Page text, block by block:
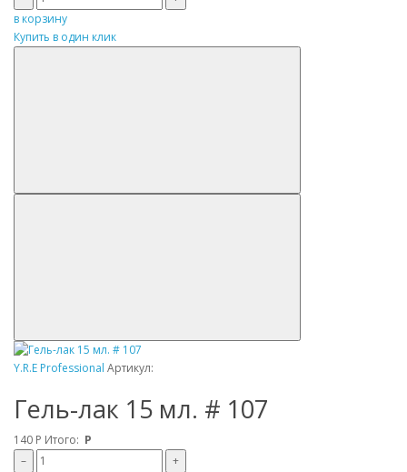
в корзину
Купить в один клик
Y.R.E Professional Артикул:
Гель-лак 15 мл. # 107
140 Р Итого: Р
–
+